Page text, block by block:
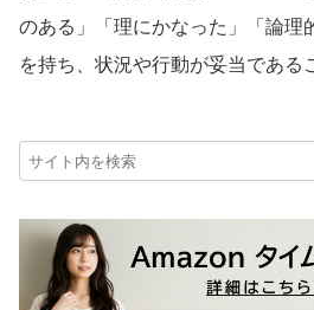
のある」「理にかなった」「論理
を持ち、状況や行動が妥当である